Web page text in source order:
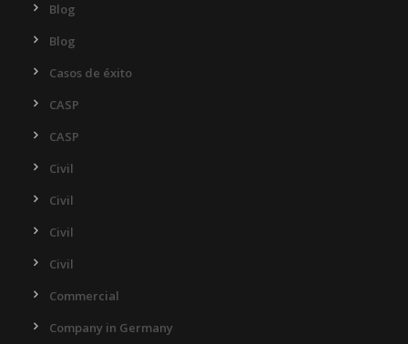
Blog
Blog
Casos de éxito
CASP
CASP
Civil
Civil
Civil
Civil
Commercial
Company in Germany